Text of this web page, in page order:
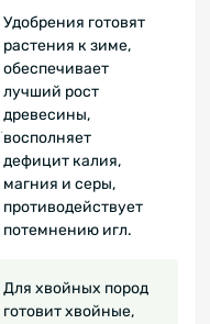
Удобрения готовят
растения к зиме,
обеспечивает
лучший рост
древесины,
восполняет
дефицит калия,
магния и серы,
противодействует
потемнению игл.
Для хвойных пород
готовит хвойные,